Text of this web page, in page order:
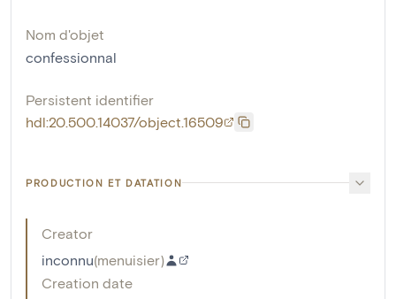
Nom d'objet
confessionnal
Persistent identifier
hdl:20.500.14037/object.16509
PRODUCTION ET DATATION
Creator
inconnu(menuisier)
Creation date